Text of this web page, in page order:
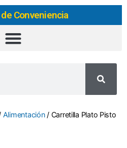
Conveniencia
Alimentación/ Carretilla Plato Pisto